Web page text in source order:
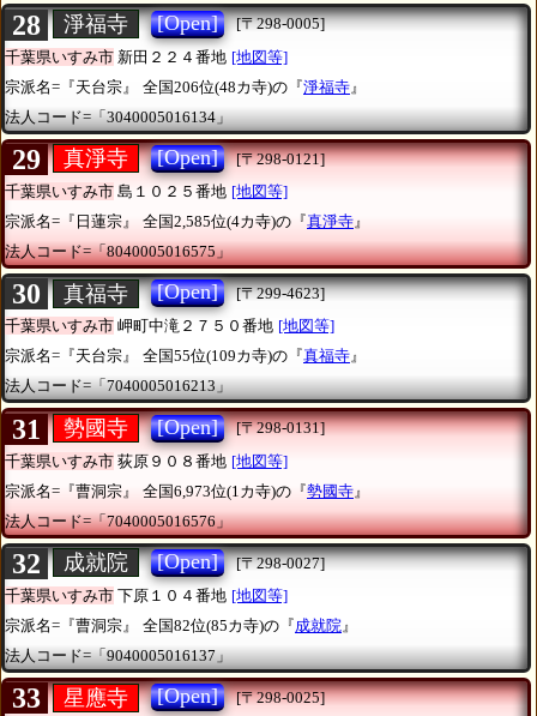
28 淨福寺 [Open]
[〒298-0005]
千葉県いすみ市 新田２２４番地 [地図等]
宗派名=『天台宗』
全国206位(48カ寺)の『淨福寺 』
法人コード=「3040005016134」
29 真淨寺 [Open]
[〒298-0121]
千葉県いすみ市 島１０２５番地 [地図等]
宗派名=『日蓮宗』
全国2,585位(4カ寺)の『真淨寺 』
法人コード=「8040005016575」
30 真福寺 [Open]
[〒299-4623]
千葉県いすみ市 岬町中滝２７５０番地 [地図等]
宗派名=『天台宗』
全国55位(109カ寺)の『真福寺』
法人コード=「7040005016213」
31 勢國寺 [Open]
[〒298-0131]
千葉県いすみ市 荻原９０８番地 [地図等]
宗派名=『曹洞宗』
全国6,973位(1カ寺)の『勢國寺 』
法人コード=「7040005016576」
32 成就院 [Open]
[〒298-0027]
千葉県いすみ市 下原１０４番地 [地図等]
宗派名=『曹洞宗』
全国82位(85カ寺)の『成就院 』
法人コード=「9040005016137」
33 星應寺 [Open]
[〒298-0025]